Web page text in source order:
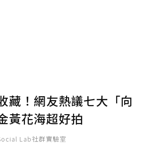
藏！網友熱議七大「向
黃花海超好拍
Lab社群實驗室